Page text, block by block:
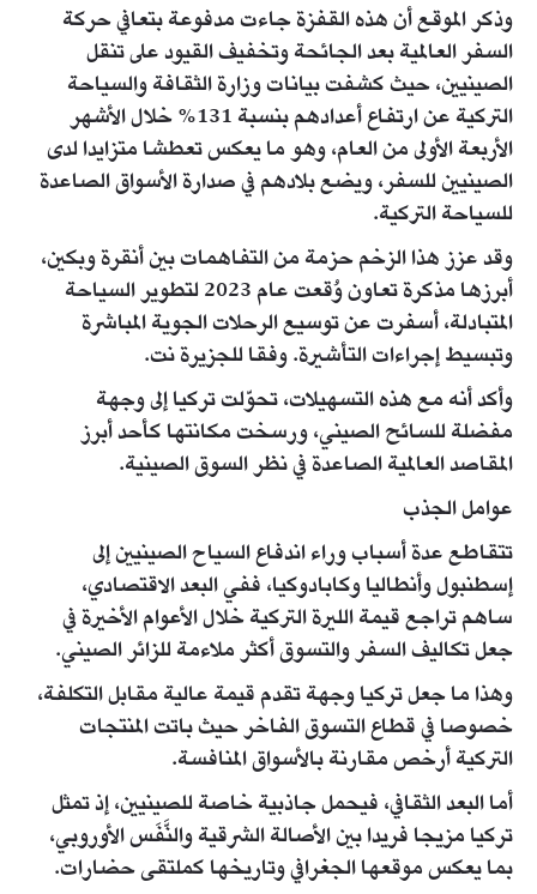
وذكر الموقع أن هذه القفزة جاءت مدفوعة بتعافي حركة
السفر العالمية بعد الجائحة وتخفيف القيود على تنقل
الصينيين، حيث كشفت بيانات وزارة الثقافة والسياحة
التركية عن ارتفاع أعدادهم بنسبة 131% خلال الأشهر
الأربعة الأولى من العام، وهو ما يعكس تعطشا متزايدا لدى
الصينيين للسفر، ويضع بلادهم في صدارة الأسواق الصاعدة
للسياحة التركية.
وقد عزز هذا الزخم حزمة من التفاهمات بين أنقرة وبكين،
أبرزها مذكرة تعاون وُقعت عام 2023 لتطوير السياحة
المتبادلة، أسفرت عن توسيع الرحلات الجوية المباشرة
وتبسيط إجراءات التأشيرة. وفقا للجزيرة نت.
وأكد أنه مع هذه التسهيلات، تحوّلت تركيا إلى وجهة
مفضلة للسائح الصيني، ورسخت مكانتها كأحد أبرز
المقاصد العالمية الصاعدة في نظر السوق الصينية.
عوامل الجذب
تتقاطع عدة أسباب وراء اندفاع السياح الصينيين إلى
إسطنبول وأنطاليا وكابادوكيا، ففي البعد الاقتصادي،
ساهم تراجع قيمة الليرة التركية خلال الأعوام الأخيرة في
جعل تكاليف السفر والتسوق أكثر ملاءمة للزائر الصيني.
وهذا ما جعل تركيا وجهة تقدم قيمة عالية مقابل التكلفة،
خصوصا في قطاع التسوق الفاخر حيث باتت المنتجات
التركية أرخص مقارنة بالأسواق المنافسة.
أما البعد الثقافي، فيحمل جاذبية خاصة للصينيين، إذ تمثل
تركيا مزيجا فريدا بين الأصالة الشرقية والنَّفَس الأوروبي،
بما يعكس موقعها الجغرافي وتاريخها كملتقى حضارات.